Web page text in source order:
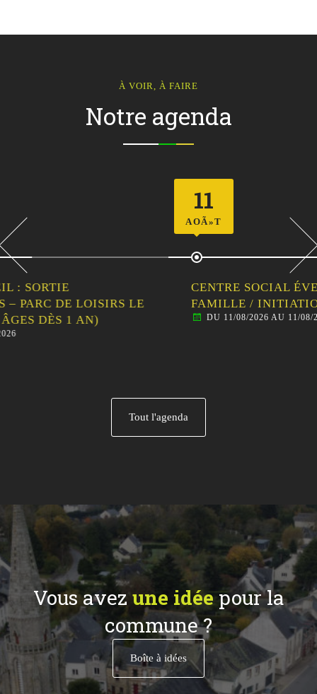
À VOIR, À FAIRE
Notre agenda
AOÃ»T
CENTRE SOCIAL ÉVEIL : LES ATELIERS EN
FAMILLE / INITIATION AU CIRQUE
DU 11/08/2026 AU 11/08/2026
Tout l'agenda
Vous avezune idéepour la
commune ?
Boîte à idées